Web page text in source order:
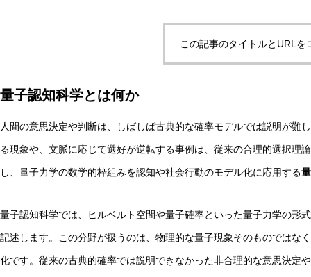
AI研究
この記事のタイトルとURLを
量子認知科学とは何か
人間の意思決定や判断は、しばしば古典的な確率モデルでは説明が難
る現象や、文脈に応じて選好が逆転する事例は、従来の合理的選択理
し、量子力学の数学的枠組みを認知や社会行動のモデル化に応用する
量子認知科学では、ヒルベルト空間や量子確率といった量子力学の形
記述します。この分野が扱うのは、物理的な量子現象そのものではな
化です。従来の古典的確率では説明できなかった非合理的な意思決定